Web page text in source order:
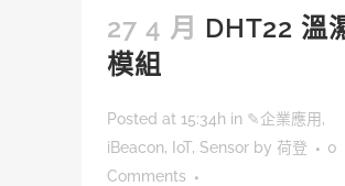
27 4 月 DHT22 溫
模組
Posted at 15:34h in ✎企業應用,
iBeacon, IoT, Sensor by 荷登
0
Comments